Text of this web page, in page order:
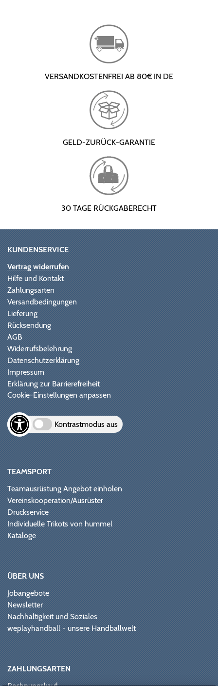
VERSANDKOSTENFREI AB 80€ IN DE
GELD-ZURÜCK-GARANTIE
30 TAGE RÜCKGABERECHT
KUNDENSERVICE
Vertrag widerrufen
Hilfe und Kontakt
Zahlungsarten
Versandbedingungen
Lieferung
Rücksendung
AGB
Widerrufsbelehrung
Datenschutzerklärung
Impressum
Erklärung zur Barrierefreiheit
Cookie-Einstellungen anpassen
Kontrastmodus aus
TEAMSPORT
Teamausrüstung Angebot einholen
Vereinskooperation/Ausrüster
Druckservice
Individuelle Trikots von hummel
Kataloge
ÜBER UNS
Jobangebote
Newsletter
Nachhaltigkeit und Soziales
weplayhandball - unsere Handballwelt
ZAHLUNGSARTEN